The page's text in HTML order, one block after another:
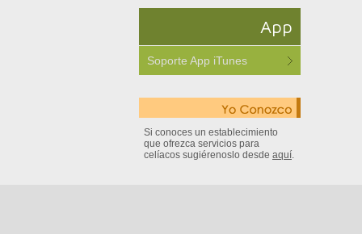
App
Soporte App iTunes
Si conoces un establecimiento
que ofrezca servicios para
celíacos sugiérenoslo desde aquí.